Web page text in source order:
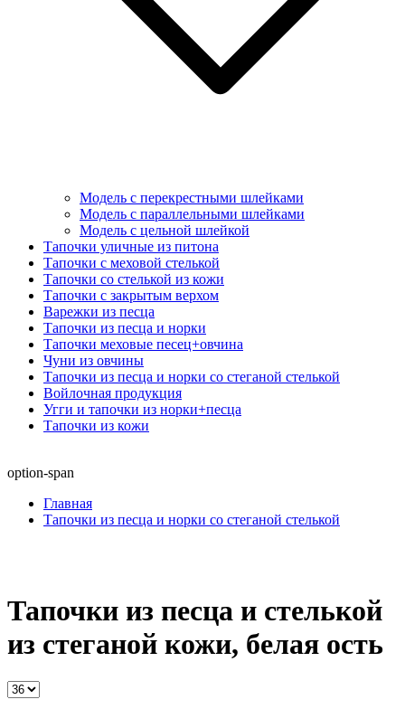
Модель с перекрестными шлейками
Модель с параллельными шлейками
Модель с цельной шлейкой
Тапочки уличные из питона
Тапочки с меховой стелькой
Тапочки со стелькой из кожи
Тапочки с закрытым верхом
Варежки из песца
Тапочки из песца и норки
Тапочки меховые песец+овчина
Чуни из овчины
Тапочки из песца и норки со стеганой стелькой
Войлочная продукция
Угги и тапочки из норки+песца
Тапочки из кожи
option-span
Главная
Тапочки из песца и норки со стеганой стелькой
Тапочки из песца и стелькой
из стеганой кожи, белая ость